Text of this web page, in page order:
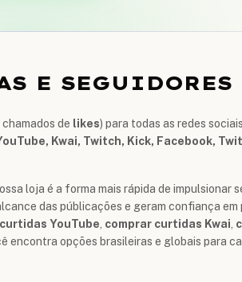
E SEGUIDORES
de likes) para todas as redes
Kwai, Twitch, Kick, Facebook,
loja é a forma mais rápida de impulsionar
das públicações e geram confiança
YouTube comprar curtidas Kwai
encontra opções brasileiras e globais para